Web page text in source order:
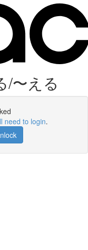
/〜える
need to login.